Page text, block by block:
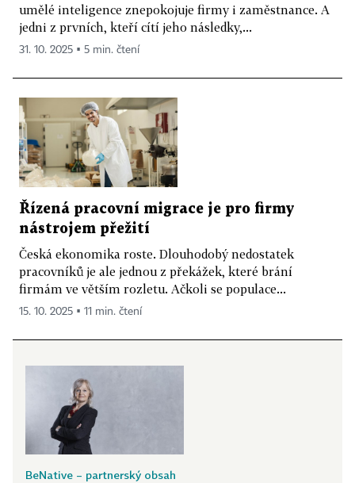
umělé inteligence znepokojuje firmy i zaměstnance. A
jedni z prvních, kteří cítí jeho následky,...
31. 10. 2025 ▪ 5 min. čtení
Řízená pracovní migrace je pro firmy
nástrojem přežití
Česká ekonomika roste. Dlouhodobý nedostatek
pracovníků je ale jednou z překážek, které brání
firmám ve větším rozletu. Ačkoli se populace...
15. 10. 2025 ▪ 11 min. čtení
BeNative – partnerský obsah